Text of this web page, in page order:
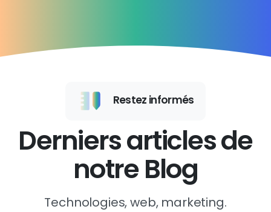
Restez informés
Derniers articles de
notre Blog
Technologies, web, marketing.